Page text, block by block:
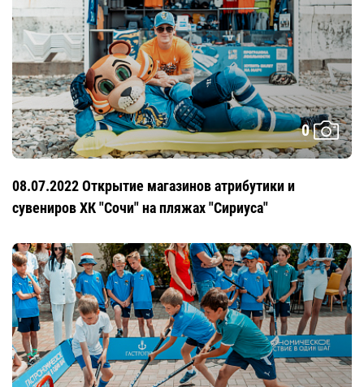
0
08.07.2022 Открытие магазинов атрибутики и
сувениров ХК "Сочи" на пляжах "Сириуса"